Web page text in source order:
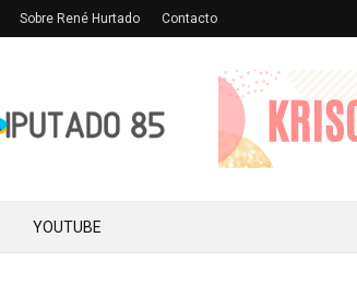
Sobre René Hurtado Contacto
YOUTUBE